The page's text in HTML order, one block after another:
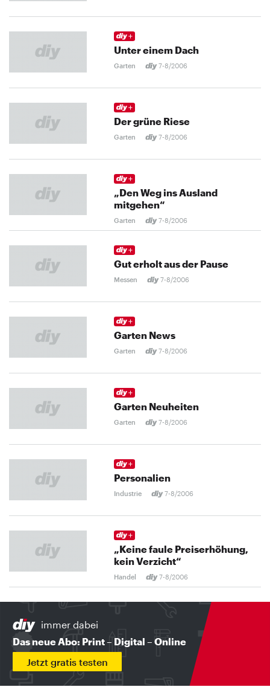
Unter einem Dach
Garten 7-8/2006
Der grüne Riese
Garten 7-8/2006
„Den Weg ins Ausland
mitgehen“
Garten 7-8/2006
Gut erholt aus der Pause
Messen 7-8/2006
Garten News
Garten 7-8/2006
Garten Neuheiten
Garten 7-8/2006
Personalien
Industrie 7-8/2006
„Keine faule Preiserhöhung,
kein Verzicht“
Handel 7-8/2006
immer dabei
Das neue Abo: Print – Digital – Online
Jetzt gratis testen